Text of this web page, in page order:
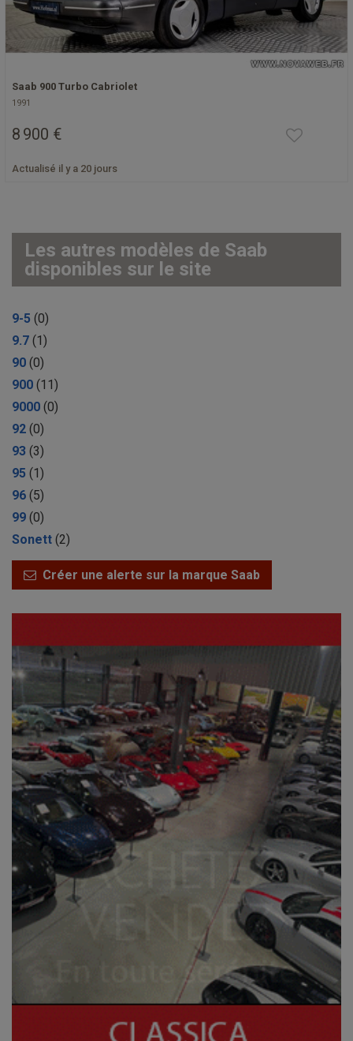
Saab 900 Turbo Cabriolet
1991
8 900 €
Actualisé il y a 20 jours
Les autres modèles de Saab
disponibles sur le site
9-5 (0)
9.7 (1)
90 (0)
900 (11)
9000 (0)
92 (0)
93 (3)
95 (1)
96 (5)
99 (0)
Sonett (2)
Créer une alerte sur la marque Saab